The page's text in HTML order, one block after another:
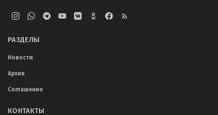
РАЗДЕЛЫ
Новости
Архив
Соглашение
КОНТАКТЫ